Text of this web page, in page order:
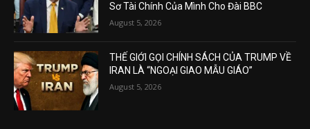
Sơ Tài Chính Của Mình Cho Đài BBC
August 5, 2026
THẾ GIỚI GỌI CHÍNH SÁCH CỦA TRUMP VỀ
IRAN LÀ “NGOẠI GIAO MẪU GIÁO”
August 5, 2026